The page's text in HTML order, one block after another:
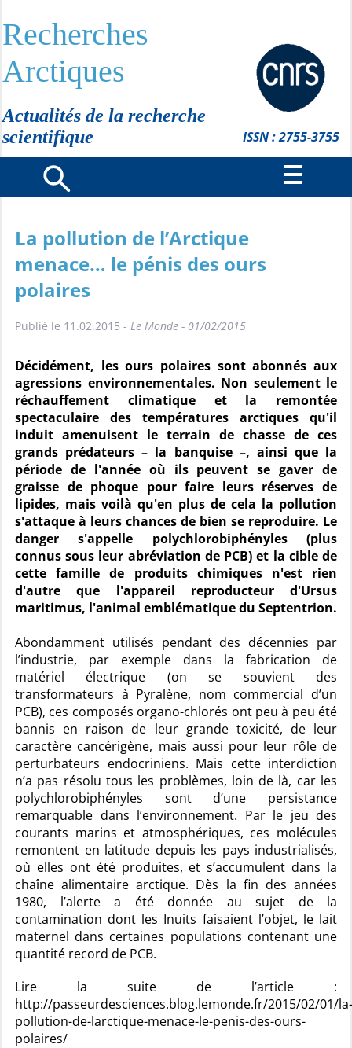
Recherches
Arctiques
Actualités de la recherche
scientifique
ISSN : 2755-3755
La pollution de l’Arctique
menace… le pénis des ours
polaires
Publié le 11.02.2015 - Le Monde - 01/02/2015
Décidément, les ours polaires sont abonnés aux
agressions environnementales. Non seulement le
réchauffement climatique et la remontée
spectaculaire des températures arctiques qu'il
induit amenuisent le terrain de chasse de ces
grands prédateurs – la banquise –, ainsi que la
période de l'année où ils peuvent se gaver de
graisse de phoque pour faire leurs réserves de
lipides, mais voilà qu'en plus de cela la pollution
s'attaque à leurs chances de bien se reproduire. Le
danger s'appelle polychlorobiphényles (plus
connus sous leur abréviation de PCB) et la cible de
cette famille de produits chimiques n'est rien
d'autre que l'appareil reproducteur d'Ursus
maritimus, l'animal emblématique du Septentrion.
Abondamment utilisés pendant des décennies par
l’industrie, par exemple dans la fabrication de
matériel électrique (on se souvient des
transformateurs à Pyralène, nom commercial d’un
PCB), ces composés organo-chlorés ont peu à peu été
bannis en raison de leur grande toxicité, de leur
caractère cancérigène, mais aussi pour leur rôle de
perturbateurs endocriniens. Mais cette interdiction
n’a pas résolu tous les problèmes, loin de là, car les
polychlorobiphényles sont d’une persistance
remarquable dans l’environnement. Par le jeu des
courants marins et atmosphériques, ces molécules
remontent en latitude depuis les pays industrialisés,
où elles ont été produites, et s’accumulent dans la
chaîne alimentaire arctique. Dès la fin des années
1980, l’alerte a été donnée au sujet de la
contamination dont les Inuits faisaient l’objet, le lait
maternel dans certaines populations contenant une
quantité record de PCB.
Lire la suite de l’article :
http://passeurdesciences.blog.lemonde.fr/2015/02/01/la-
pollution-de-larctique-menace-le-penis-des-ours-
polaires/